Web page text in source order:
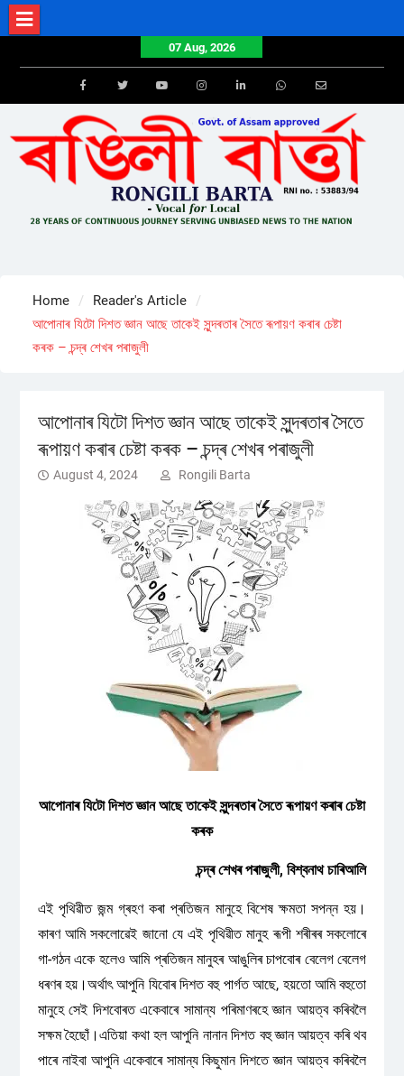
Skip
to
07 Aug, 2026
FacebookTwitterYoutube Email
Home
Reader's Article
আপোনাৰ যিটো দিশত জ্ঞান আছে তাকেই সুন্দৰতাৰ সৈতে ৰূপায়ণ কৰাৰ চেষ্টা
কৰক – চন্দ্ৰ শেখৰ পৰাজুলী
আপোনাৰ যিটো দিশত জ্ঞান আছে তাকেই সুন্দৰতাৰ সৈতে
ৰূপায়ণ কৰাৰ চেষ্টা কৰক – চন্দ্ৰ শেখৰ পৰাজুলী
August 4, 2024 Rongili Barta
আপোনাৰ যিটো দিশত জ্ঞান আছে তাকেই সুন্দৰতাৰ সৈতে ৰূপায়ণ কৰাৰ চেষ্টা
কৰক
চন্দ্ৰ শেখৰ পৰাজুলী, বিশ্বনাথ চাৰিআলি
এই পৃথিৱীত জন্ম গ্ৰহণ কৰা প্ৰতিজন মানুহে বিশেষ ক্ষমতা সপন্ন হয়।
কাৰণ আমি সকলোৱেই জানো যে এই পৃথিৱীত মানুহ ৰূপী শৰীৰৰ সকলোৰে
গা-গঠন একে হলেও আমি প্ৰতিজন মানুহৰ আঙুলিৰ চাপবোৰ বেলেগ বেলেগ
ধৰণৰ হয়।অৰ্থাৎ আপুনি যিবোৰ দিশত বহু পাৰ্গত আছে, হয়তো আমি বহুতো
মানুহে সেই দিশবোৰত একেবাৰে সামান্য পৰিমাণৰহে জ্ঞান আয়ত্ব কৰিবলৈ
সক্ষম হৈছোঁ।এতিয়া কথা হল আপুনি নানান দিশত বহু জ্ঞান আয়ত্ব কৰি থব
পাৰে নাইবা আপুনি একেবাৰে সামান্য কিছুমান দিশতে জ্ঞান আয়ত্ব কৰিবলৈ